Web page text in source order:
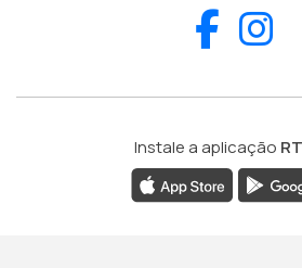
Instale a aplicação